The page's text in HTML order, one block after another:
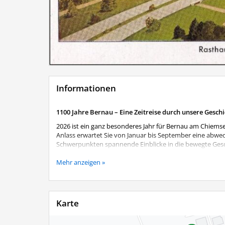
Informationen
1100 Jahre Bernau – Eine Zeitreise durch unsere
2026 ist ein ganz besonderes Jahr für Bernau am
Anlass erwartet Sie von Januar bis September eine
Schwerpunkten spannende Einblicke in die bewegte
Begeben Sie sich auf eine Zeitreise von den Anfängen
Perspektiven. Die Ausstellung verändert sich im Laufe
Aktuelles Ausstellungsthema
Reichsautobahn und Rasthaus - Entstehung und
und Mobilität. Doch wie entstand die Reichsautobahn,
jährigen Gemeindejubiläums widmet sich die aktuelle
Mehr anzeigen »
Karte